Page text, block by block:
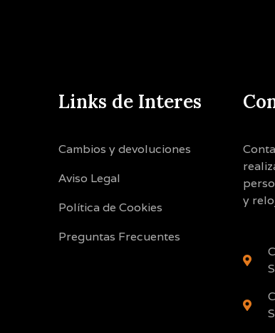
Links de Interes
Cambios y devoluciones
Aviso Legal
Política de Cookies
Preguntas Frecuentes
y